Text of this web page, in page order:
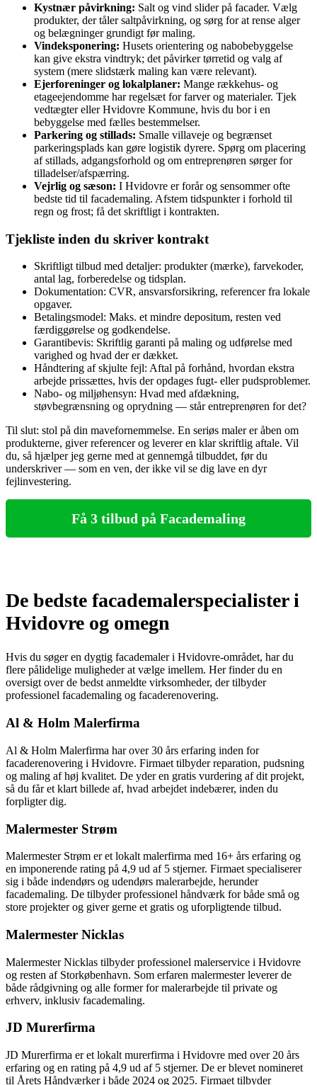
Kystnær påvirkning: Salt og vind slider på facader. Vælg
produkter, der tåler saltpåvirkning, og sørg for at rense alger
og belægninger grundigt før maling.
Vindeksponering: Husets orientering og nabobebyggelse
kan give ekstra vindtryk; det påvirker tørretid og valg af
system (mere slidstærk maling kan være relevant).
Ejerforeninger og lokalplaner: Mange rækkehus- og
etageejendomme har regelsæt for farver og materialer. Tjek
vedtægter eller Hvidovre Kommune, hvis du bor i en
bebyggelse med fælles bestemmelser.
Parkering og stillads: Smalle villaveje og begrænset
parkeringsplads kan gøre logistik dyrere. Spørg om placering
af stillads, adgangsforhold og om entreprenøren sørger for
tilladelser/afspærring.
Vejrlig og sæson: I Hvidovre er forår og sensommer ofte
bedste tid til facademaling. Afstem tidspunkter i forhold til
regn og frost; få det skriftligt i kontrakten.
Tjekliste inden du skriver kontrakt
Skriftligt tilbud med detaljer: produkter (mærke), farvekoder,
antal lag, forberedelse og tidsplan.
Dokumentation: CVR, ansvarsforsikring, referencer fra lokale
opgaver.
Betalingsmodel: Maks. et mindre depositum, resten ved
færdiggørelse og godkendelse.
Garantibevis: Skriftlig garanti på maling og udførelse med
varighed og hvad der er dækket.
Håndtering af skjulte fejl: Aftal på forhånd, hvordan ekstra
arbejde prissættes, hvis der opdages fugt- eller pudsproblemer.
Nabo- og miljøhensyn: Hvad med afdækning,
støvbegrænsning og oprydning — står entreprenøren for det?
Til slut: stol på din mavefornemmelse. En seriøs maler er åben om
produkterne, giver referencer og leverer en klar skriftlig aftale. Vil
du, så hjælper jeg gerne med at gennemgå tilbuddet, før du
underskriver — som en ven, der ikke vil se dig lave en dyr
fejlinvestering.
Få 3 tilbud på Facademaling
De bedste facademalerspecialister i
Hvidovre og omegn
Hvis du søger en dygtig facademaler i Hvidovre-området, har du
flere pålidelige muligheder at vælge imellem. Her finder du en
oversigt over de bedst anmeldte virksomheder, der tilbyder
professionel facademaling og facaderenovering.
Al & Holm Malerfirma
Al & Holm Malerfirma har over 30 års erfaring inden for
facaderenovering i Hvidovre. Firmaet tilbyder reparation, pudsning
og maling af høj kvalitet. De yder en gratis vurdering af dit projekt,
så du får et klart billede af, hvad arbejdet indebærer, inden du
forpligter dig.
Malermester Strøm
Malermester Strøm er et lokalt malerfirma med 16+ års erfaring og
en imponerende rating på 4,9 ud af 5 stjerner. Firmaet specialiserer
sig i både indendørs og udendørs malerarbejde, herunder
facademaling. De tilbyder professionel håndværk for både små og
store projekter og giver gerne et gratis og uforpligtende tilbud.
Malermester Nicklas
Malermester Nicklas tilbyder professionel malerservice i Hvidovre
og resten af Storkøbenhavn. Som erfaren malermester leverer de
både rådgivning og alle former for malerarbejde til private og
erhverv, inklusiv facademaling.
JD Murerfirma
JD Murerfirma er et lokalt murerfirma i Hvidovre med over 20 års
erfaring og en rating på 4,9 ud af 5 stjerner. De er blevet nomineret
til Årets Håndværker i både 2024 og 2025. Firmaet tilbyder